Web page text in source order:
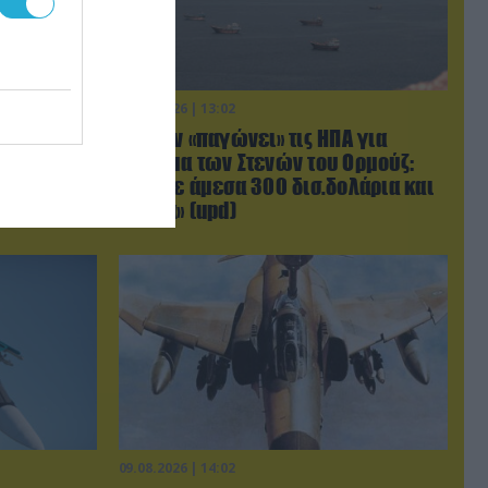
09.08.2026 | 13:02
Το Ιράν «παγώνει» τις ΗΠΑ για
άνοιγμα των Στενών του Ορμούζ:
«Δίνετε άμεσα 300 δισ.δολάρια και
διόδια» (upd)
09.08.2026 | 14:02